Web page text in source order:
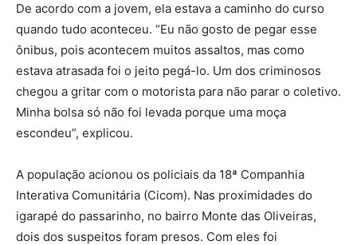
De acordo com a jovem, ela estava a caminho do curso
quando tudo aconteceu. “Eu não gosto de pegar esse
ônibus, pois acontecem muitos assaltos, mas como
estava atrasada foi o jeito pegá-lo. Um dos criminosos
chegou a gritar com o motorista para não parar o coletivo.
Minha bolsa só não foi levada porque uma moça
escondeu”, explicou.
A população acionou os policiais da 18ª Companhia
Interativa Comunitária (Cicom). Nas proximidades do
igarapé do passarinho, no bairro Monte das Oliveiras,
dois dos suspeitos foram presos. Com eles foi